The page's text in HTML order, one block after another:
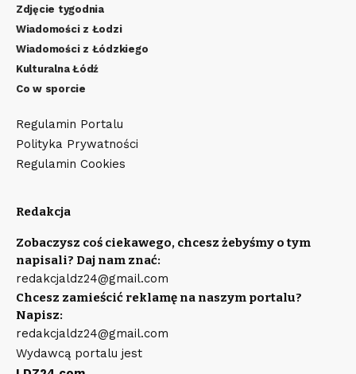
Zdjęcie tygodnia
Wiadomości z Łodzi
Wiadomości z Łódzkiego
Kulturalna Łódź
Co w sporcie
Regulamin Portalu
Polityka Prywatności
Regulamin Cookies
Redakcja
Zobaczysz coś ciekawego, chcesz żebyśmy o tym
napisali? Daj nam znać:
redakcjaldz24@gmail.com
Chcesz zamieścić reklamę na naszym portalu?
Napisz:
redakcjaldz24@gmail.com
Wydawcą portalu jest